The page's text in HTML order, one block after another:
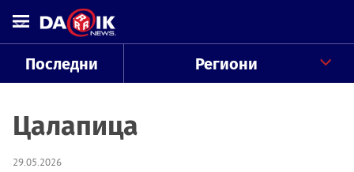
Последни Региони
Цалапица
29.05.2026